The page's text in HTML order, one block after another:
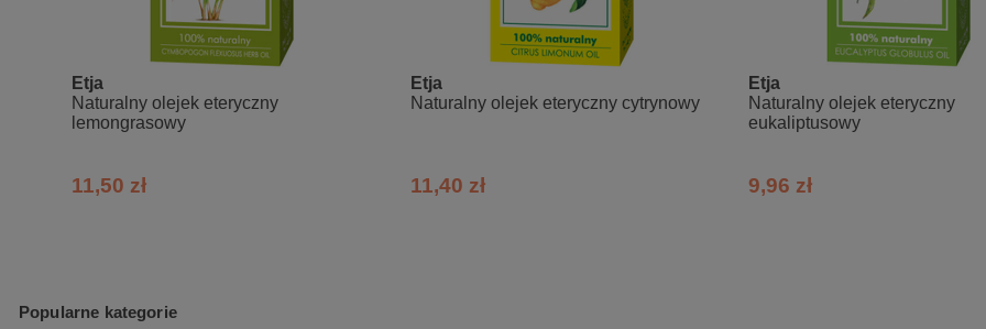
Etja
Naturalny olejek eteryczny
lemongrasowy
11,50 zł
Etja
Naturalny olejek eteryczny cytrynowy
11,40 zł
Etja
Naturalny olejek eteryczny
eukaliptusowy
9,96 zł
Popularne kategorie